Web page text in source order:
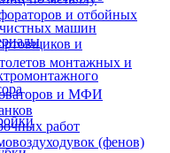
и отбойных
монтажных и
и МФИ
работ
(фенов)
машин
и